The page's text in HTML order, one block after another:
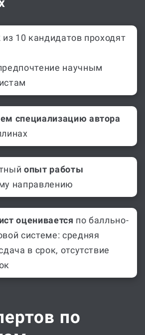
из 10 кандидатов проходят
научным
специализацию автора
опыт работы
направлению
оценивается по балльно-
системе: средняя
в срок, отсутствие
по